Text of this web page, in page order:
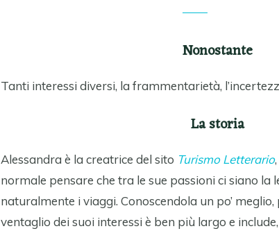
Nonostante
Tanti interessi diversi, la frammentarietà,
La storia
Alessandra è la creatrice del sito Turismo Letterario
normale pensare che tra le sue passioni ci siano la
naturalmente i viaggi. Conoscendola un po’ meglio,
ventaglio dei suoi interessi è ben più largo e